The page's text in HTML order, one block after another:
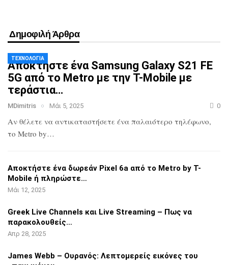
Δημοφιλή Άρθρα
ΤΕΧΝΟΛΟΓΊΑ
Αποκτήστε ένα Samsung Galaxy S21 FE
5G από το Metro με την T-Mobile με
τεράστια…
MDimitris Μάι 5, 2025 0
Αν θέλετε να αντικαταστήσετε ένα παλαιότερο τηλέφωνο,
το Metro by…
Αποκτήστε ένα δωρεάν Pixel 6a από το Metro by T-
Mobile ή πληρώστε…
Μάι 12, 2025
Greek Live Channels και Live Streaming – Πως να
παρακολουθείς…
Απρ 28, 2025
James Webb – Ουρανός: Λεπτομερείς εικόνες του